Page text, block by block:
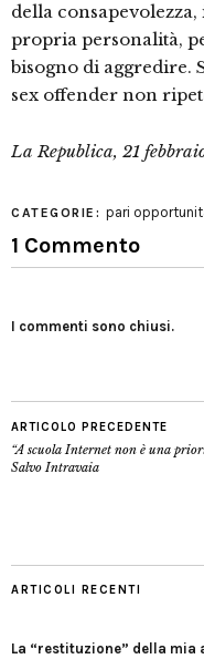
della
propria personalità,
bisogno di aggredire.
sex offender non
La Republica, 21
CATEGORIE: pari
1 Commento
I commenti sono chiusi.
ARTICOLO PRECEDENTE
“A scuola Internet non è una
Salvo Intravaia
ARTICOLI RECENTI
La “restituzione” della